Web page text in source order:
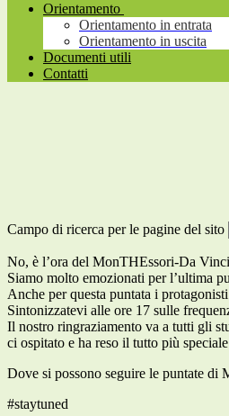
Orientamento
Orientamento in entrata
Orientamento in uscita
Documenti utili
Contatti
Campo di ricerca per le pagine del sito
No, è l’ora del MonTHEssori-Da
Siamo molto emozionati per l’ultima
Anche per questa puntata i
Sintonizzatevi alle ore 17 sulle
Il nostro ringraziamento va a tutti gli
ci ospitato e ha reso il tutto più
Dove si possono seguire le puntate
#staytuned